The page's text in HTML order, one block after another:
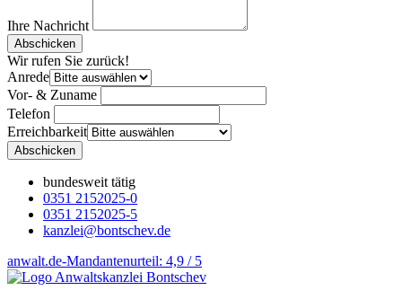
Ihre Nachricht
Bitte nicht ausfüllen.
Abschicken
Wir rufen Sie zurück!
Anrede
Vor- & Zuname
Telefon
Erreichbarkeit
Bitte nicht ausfüllen.
Abschicken
bundesweit tätig
0351 2152025-0
0351 2152025-5
kanzlei@bontschev.de
anwalt.de-Mandantenurteil: 4,9 / 5